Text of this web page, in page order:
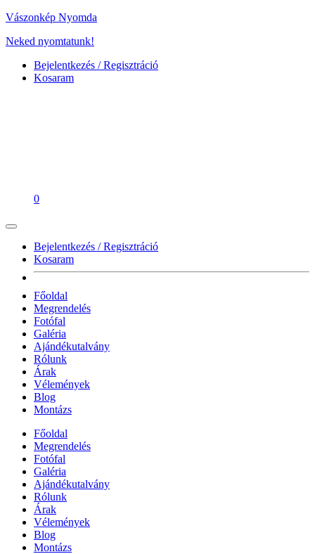
Vászonkép Nyomda
Neked nyomtatunk!
Bejelentkezés / Regisztráció
Kosaram
0
Bejelentkezés / Regisztráció
Kosaram
Főoldal
Megrendelés
Fotófal
Galéria
Ajándékutalvány
Rólunk
Árak
Vélemények
Blog
Montázs
Főoldal
Megrendelés
Fotófal
Galéria
Ajándékutalvány
Rólunk
Árak
Vélemények
Blog
Montázs